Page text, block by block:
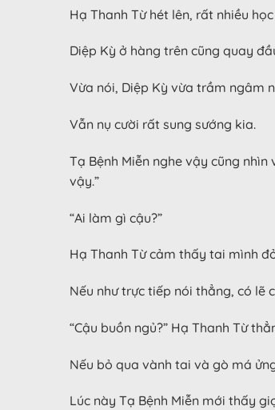
Hạ Thanh Từ hét lên, rất nhiều
Diệp Kỳ ở hàng trên cũng quay
Vừa nói, Diệp Kỳ vừa trầm ngâm
Vẫn nụ cười rất sung sướng kia.
Tạ Bệnh Miễn nghe vậy cũng
vậy.”
“Ai làm gì cậu?”
Hạ Thanh Từ cảm thấy tai mình
Nếu như trực tiếp nói thẳng, có lẽ
“Cậu buồn ngủ?” Hạ Thanh Từ
Nếu bỏ qua vành tai và gò má
Lúc này Tạ Bệnh Miễn mới thấy